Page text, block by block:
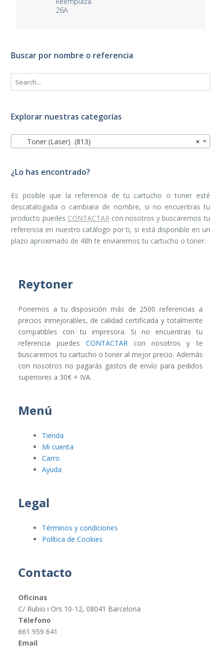
26A
Buscar por nombre o referencia
Explorar nuestras categorías
×
Toner (Laser) (813)
¿Lo has encontrado?
Es posible que la referencia de tu cartucho o toner esté
descatalogada o cambiara de nombre, si no encuentras tu
producto puedes CONTACTARcon nosotros y buscaremos tu
referencia en nuestro catálogo por ti, si está disponible en un
plazo aproximado de 48h te enviaremos tu cartucho o toner.
Reytoner
Ponemos a tu disposición más de 2500 referencias a
precios inmejorables, de calidad certificada y totalmente
compatibles con tu impresora. Si no encuentras tu
referencia puedes CONTACTARcon nosotros y te
buscaremos tu cartucho o toner al mejor precio. Además
con nosotros no pagarás gastos de envío para pedidos
superiores a 30€ + IVA.
Menú
Tienda
Mi cuenta
Carro
Ayuda
Legal
Términos y condiciones
Política de Cookies
Contacto
Oficinas
C/ Rubio i Ors 10-12, 08041 Barcelona
Télefono
661 959 641
Email